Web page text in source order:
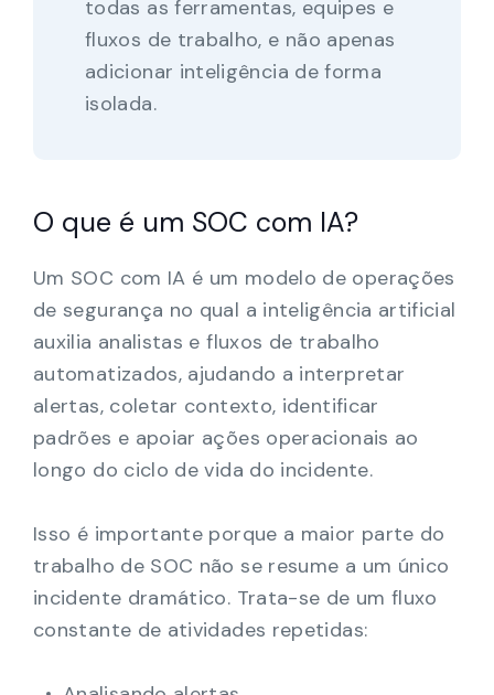
todas as ferramentas, equipes e
fluxos de trabalho, e não apenas
adicionar inteligência de forma
isolada.
O que é um SOC com IA?
Um SOC com IA é um modelo de operações
de segurança no qual a inteligência artificial
auxilia analistas e fluxos de trabalho
automatizados, ajudando a interpretar
alertas, coletar contexto, identificar
padrões e apoiar ações operacionais ao
longo do ciclo de vida do incidente.
Isso é importante porque a maior parte do
trabalho de SOC não se resume a um único
incidente dramático. Trata-se de um fluxo
constante de atividades repetidas: